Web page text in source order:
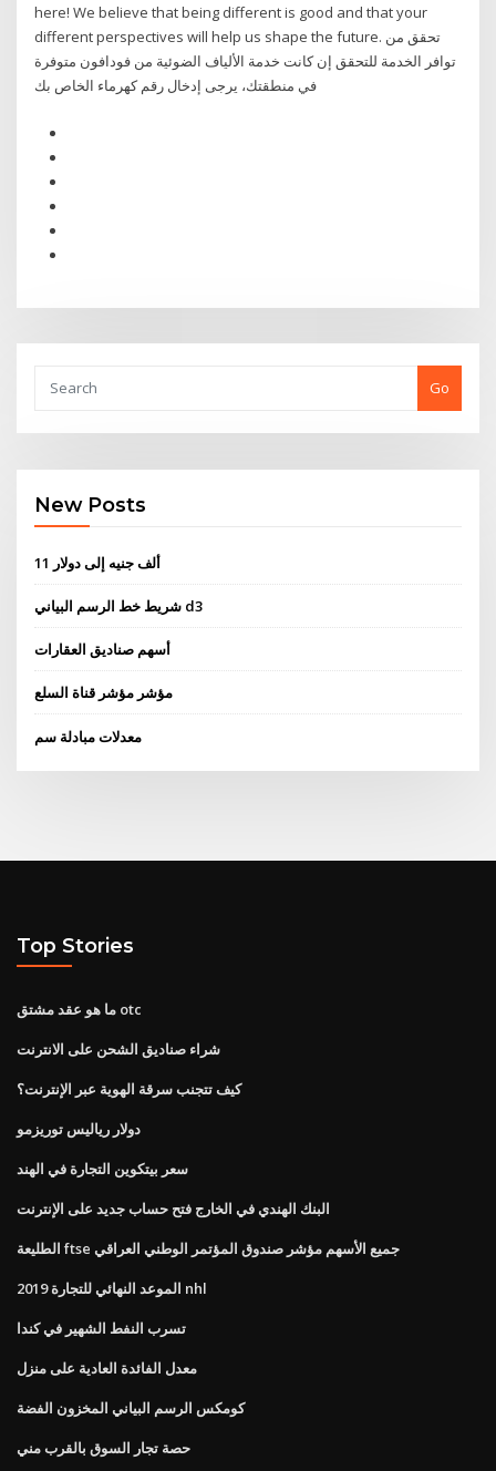
here! We believe that being different is good and that your
different perspectives will help us shape the future. تحقق من
توافر الخدمة للتحقق إن كانت خدمة الألياف الضوئية من فودافون متوفرة
في منطقتك، يرجى إدخال رقم كهرماء الخاص بك
Go
New Posts
11 ألف جنيه إلى دولار
شريط خط الرسم البياني d3
أسهم صناديق العقارات
مؤشر مؤشر قناة السلع
معدلات مبادلة سم
Top Stories
ما هو عقد مشتق otc
شراء صناديق الشحن على الانترنت
كيف تتجنب سرقة الهوية عبر الإنترنت؟
دولار رياليس توريزمو
سعر بيتكوين التجارة في الهند
البنك الهندي في الخارج فتح حساب جديد على الإنترنت
الطليعة ftse جميع الأسهم مؤشر صندوق المؤتمر الوطني العراقي
2019 الموعد النهائي للتجارة nhl
تسرب النفط الشهير في كندا
معدل الفائدة العادية على منزل
كومكس الرسم البياني المخزون الفضة
حصة تجار السوق بالقرب مني